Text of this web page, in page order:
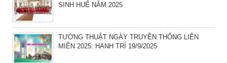
SINH HUẾ NĂM 2025
TƯỜNG THUẬT NGÀY TRUYỀN THỐNG LIÊN
MIỀN 2025. HẠNH TRÍ 19/9/2025